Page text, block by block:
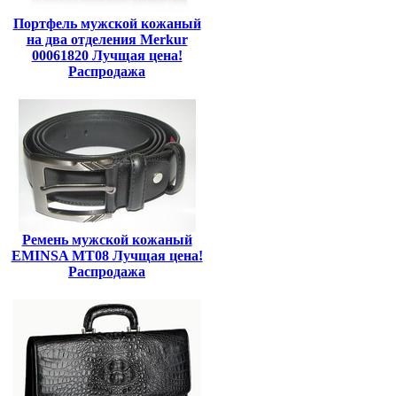
Портфель мужской кожаный
на два отделения Merkur
00061820 Лучщая цена!
Распродажа
Ремень мужской кожаный
EMINSA MT08 Лучщая цена!
Распродажа